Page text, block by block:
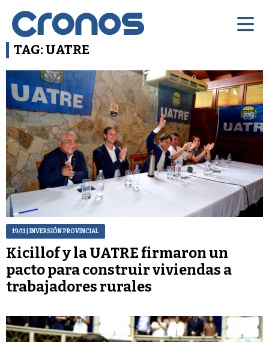
TAG: UATRE
19/11| INVERSIÓN PROVINCIAL
Kicillof y la UATRE firmaron un
pacto para construir viviendas a
trabajadores rurales